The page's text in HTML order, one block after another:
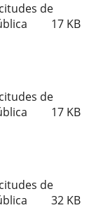
de
17 KB
de
17 KB
de
32 KB